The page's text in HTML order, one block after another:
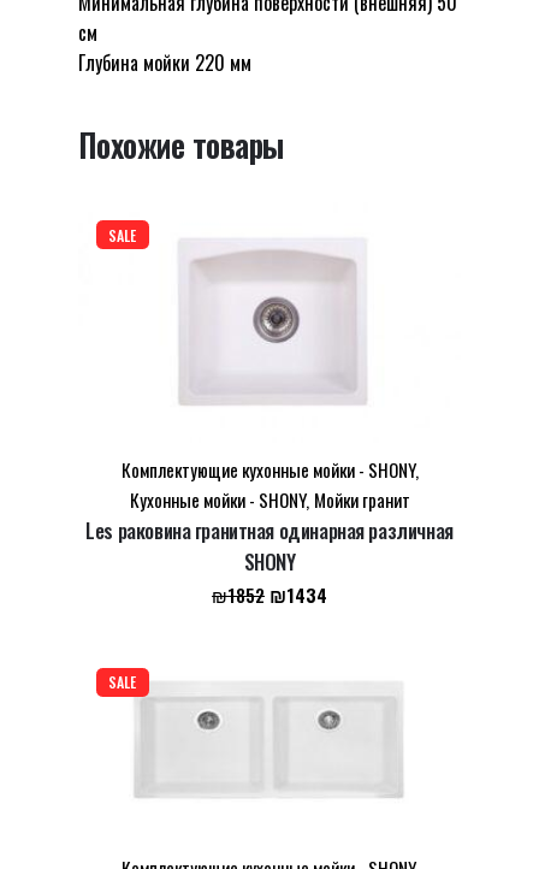
Shoni
SHONY
см
Глубина мойки 220 мм
Ваш адрес email не будет опубликован.
Обязательные поля помечены
Оцените этот товар:
Сохранить моё имя, email и адрес сайта в этом
Похожие товары
SALE
Комплектующие кухонные мойки - SHONY,
Кухонные мойки - SHONY, Мойки гранит
Les раковина гранитная одинарная различная
SHONY
₪1852 Первоначальная
₪1434
SALE